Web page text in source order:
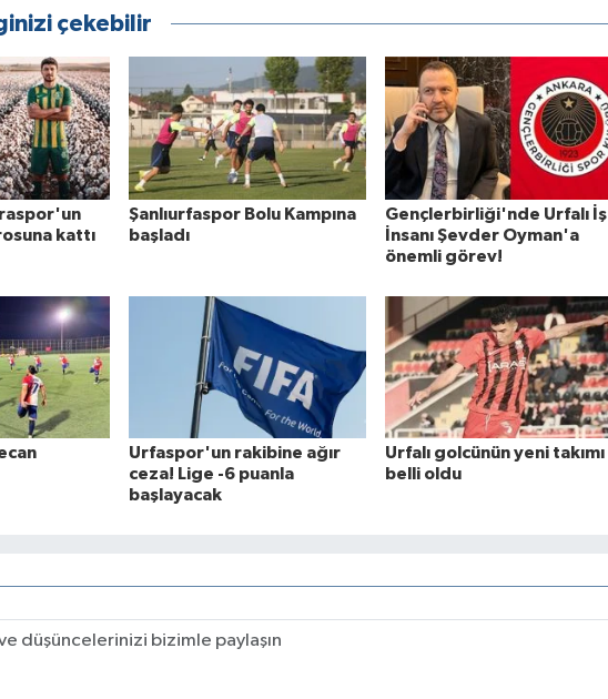
çekebilir
kattı
Şanlıurfaspor Bolu Kampına
başladı
Gençlerbirliği'nde Urfalı İş
İnsanı Şevder Oyman'a
önemli görev!
Urfaspor'un rakibine ağır
ceza! Lige -6 puanla
başlayacak
Urfalı golcünün yeni takımı
belli oldu